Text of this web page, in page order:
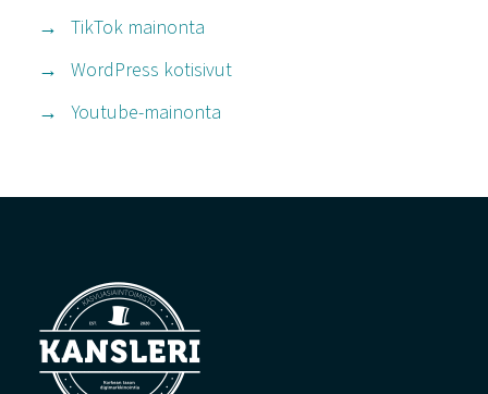
TikTok mainonta
WordPress kotisivut
Youtube-mainonta